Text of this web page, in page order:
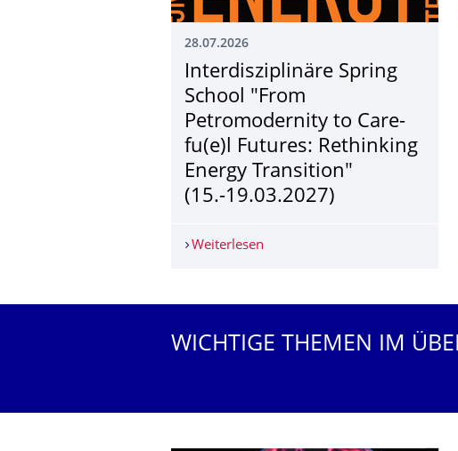
28.07.2026
Interdisziplinäre Spring
School "From
Petromodernity to Care-
fu(e)l Futures: Rethinking
Energy Transition"
(15.-19.03.2027)
Weiterlesen Interdisziplinäre Spring
WICHTIGE THEMEN IM